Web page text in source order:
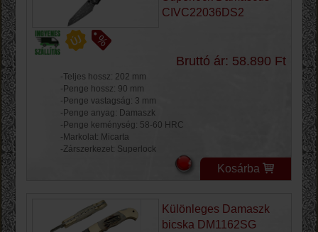
CIVC22036DS2
Bruttó ár: 58.890 Ft
-Teljes hossz: 202 mm
-Penge hossz: 90 mm
-Penge vastagság: 3 mm
-Penge anyag: Damaszk
-Penge keménység: 58-60 HRC
-Markolat: Micarta
-Zárszerkezet: Superlock
Kosárba
Különleges Damaszk
bicska DM1162SG